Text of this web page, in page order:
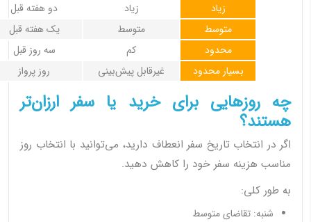
دو هفته قبل زیاد
زیاد
یک هفته قبل
متوسط
متوسط
سه روز قبل
کم
محدود
روز پرواز
غیرقابل پیش‌بینی بسیار محدود
چه روزهایی برای خرید یا سفر ارزان‌تر
هستند؟
اگر در انتخاب تاریخ سفر انعطاف دارید، می‌توانید با انتخاب روز
مناسب هزینه سفر خود را کاهش دهید.
به طور کلی:
شنبه: تقاضای متوسط